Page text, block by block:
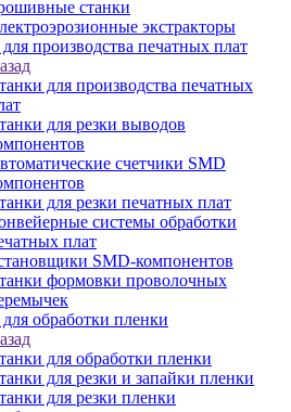
станки
экстракторы
производства печатных плат
для производства печатных
для резки выводов
счетчики SMD
для резки печатных плат
системы обработки
плат
SMD-компонентов
формовки проволочных
обработки пленки
для обработки пленки
для резки и запайки пленки
для резки пленки